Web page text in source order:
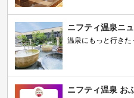
ニフティ温泉ニ
温泉にもっと行き
ニフティ温泉 お